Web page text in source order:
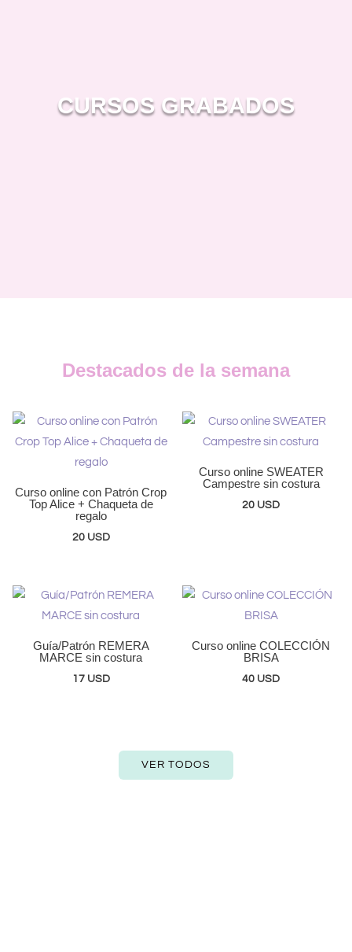
CURSOS GRABADOS
Destacados de la semana
Curso online con Patrón Crop
Top Alice + Chaqueta de
regalo
20 USD
Curso online SWEATER
Campestre sin costura
20 USD
Guía/Patrón REMERA
MARCE sin costura
17 USD
Curso online COLECCIÓN
BRISA
40 USD
VER TODOS